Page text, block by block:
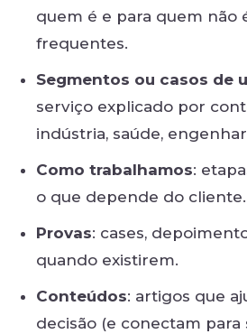
quem é e para quem não
frequentes.
Segmentos ou casos de
serviço explicado por
indústria, saúde,
Como trabalhamos:
o que depende do cliente.
Provas: cases,
quando existirem.
Conteúdos: artigos que
decisão (e conectam para